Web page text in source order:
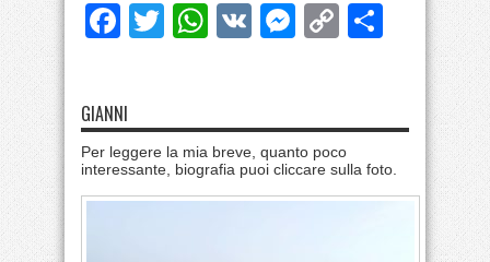
Facebook
TwitterWhatsApp
VK Messenger
CopyShare
GIANNI
Per leggere la mia breve, quanto poco
interessante, biografia puoi cliccare sulla foto.